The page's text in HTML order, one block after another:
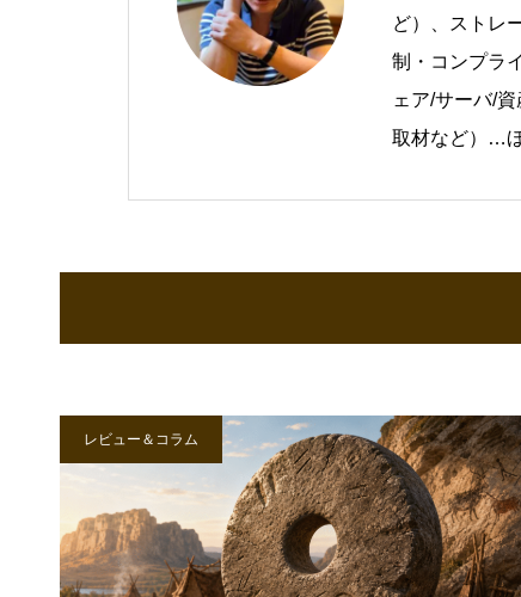
ど）、ストレ
制・コンプラ
ェア/サーバ/
取材など）…
レビュー＆コラム